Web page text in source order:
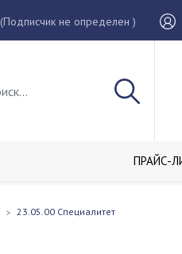
(Подписчик не определен )
ПРАЙС-
23.05.00 Специалитет